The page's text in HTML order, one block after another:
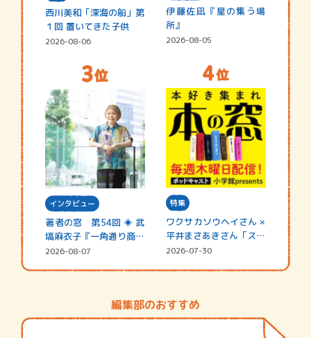
西川美和「深海の船」第
１回 置いてきた子供
2026-08-06
伊藤佐凪『星の集う場
所』
2026-08-05
インタビュー
著者の窓 第54回 ◈ 武
塙麻衣子『一角通り商店
街の…
2026-08-07
特集
ワクサカソウヘイさん ×
平井まさあきさん「スペ
シャ…
2026-07-30
編集部のおすすめ